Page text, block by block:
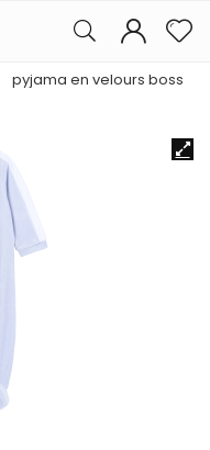
pyjama en velours boss